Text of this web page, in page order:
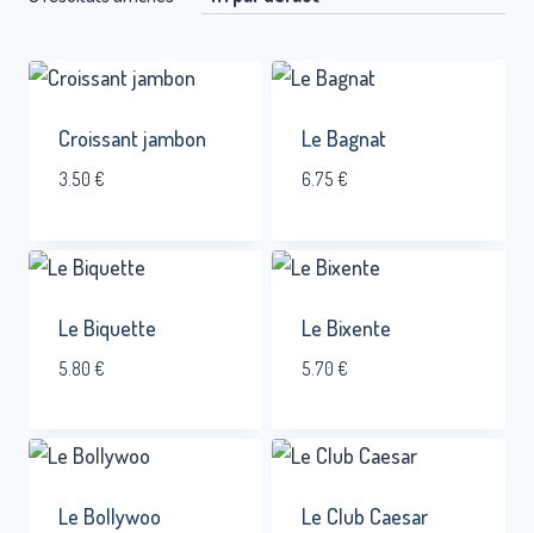
Croissant jambon
3.50 €
Le Bagnat
6.75 €
Le Biquette
5.80 €
Le Bixente
5.70 €
Le Bollywoo Le Club Caesar